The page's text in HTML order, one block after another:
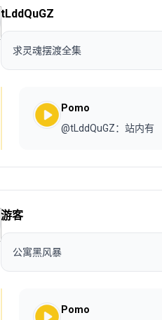
tLddQuGZ
求灵魂摆渡全集
Pomo
@tLddQuGZ：站内有
游客
公寓黑风暴
Pomo